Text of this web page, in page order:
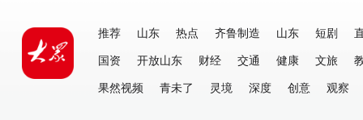
推荐 山东 热点 齐鲁制造 山东 短剧
国资
开放山东 财经 交通 健康 文旅
果然视频
青未了 灵境 深度 创意 观察